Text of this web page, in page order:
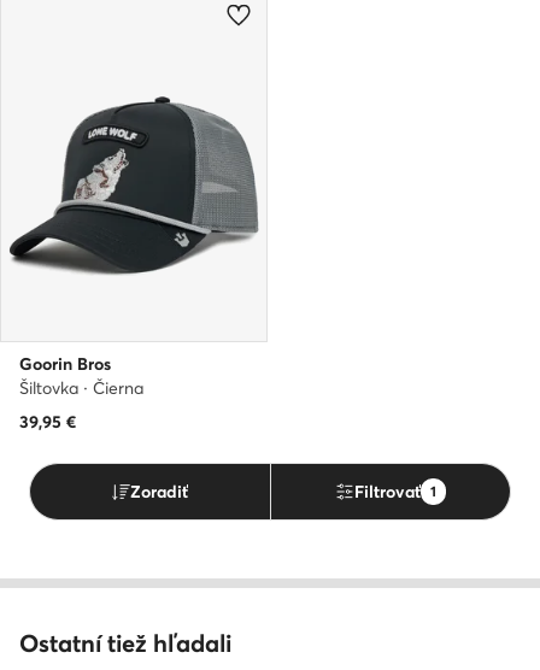
Goorin Bros
Šiltovka · Čierna
39,95 €
Zoradiť Filtrovať 1
Ostatní tiež hľadali